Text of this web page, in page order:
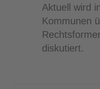
Aktuell wird
Kommunen
diskutiert.